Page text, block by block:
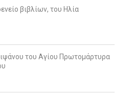
βιβλίων, του Ηλία
του Αγίου Πρωτομάρτυρα